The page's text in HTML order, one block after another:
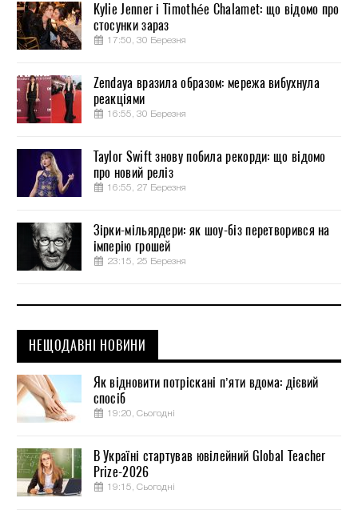
Kylie Jenner і Timothée Chalamet: що відомо про
стосунки зараз
17:50, 30 Березня
Zendaya вразила образом: мережа вибухнула
реакціями
16:55, 30 Березня
Taylor Swift знову побила рекорди: що відомо
про новий реліз
16:55, 27 Березня
Зірки-мільярдери: як шоу-біз перетворився на
імперію грошей
23:15, 25 Березня
НЕЩОДАВНІ НОВИНИ
Як відновити потріскані п’яти вдома: дієвий
спосіб
19:20, Сьогодні
В Україні стартував ювілейний Global Teacher
Prize-2026
19:15, Сьогодні